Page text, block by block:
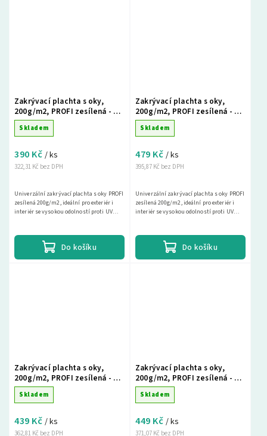
Zakrývací plachta s oky,
200g/m2, PROFI zesílená - 3 x
4m, šedá
Skladem
322,31 Kč bez DPH
390 Kč / ks
Do košíku
Univerzální zakrývací plachta s oky PROFI
zesílená 200g/m2, ideální pro exteriér i
interiér se vysokou odolností proti UV
Zakrývací plachta s oky,
200g/m2, PROFI zesílená - 4 x
4m, šedá
Skladem
395,87 Kč bez DPH
479 Kč / ks
Do košíku
Univerzální zakrývací plachta s oky PROFI
zesílená 200g/m2, ideální pro exteriér i
interiér se vysokou odolností proti UV
Zakrývací plachta s oky,
200g/m2, PROFI zesílená - 3 x
5m, šedá
Skladem
362,81 Kč bez DPH
439 Kč / ks
Zakrývací plachta s oky,
200g/m2, PROFI zesílená - 3 x
5m, zelená
Skladem
371,07 Kč bez DPH
449 Kč / ks